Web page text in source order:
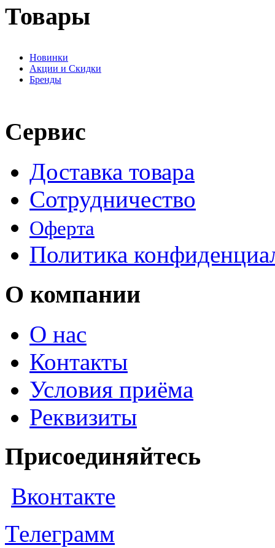
Товары
Новинки
Акции и Скидки
Бренды
Сервис
Доставка товара
Сотрудничество
Оферта
Политика
О компании
О нас
Контакты
Условия приёма
Реквизиты
Присоединяйтесь
Вконтакте
Телеграмм